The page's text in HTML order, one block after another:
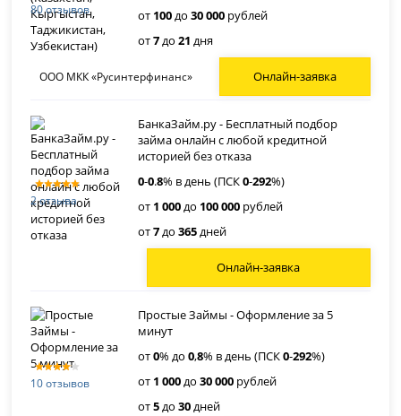
80 отзывов
от 100до30 000 рублей
от7до21 дня
ООО МКК «Русинтерфинанс» Онлайн-заявка
2 отзыва
БанкаЗайм.ру - Бесплатный подбор
займа онлайн с любой кредитной
историей без отказа
0-0.8% в день (ПСК0-292%)
от 1 000до 100 000 рублей
от7до365дней
Онлайн-заявка
10 отзывов
Простые Займы - Оформление за 5
минут
от0% до0,8% в день (ПСК0-292%)
от 1 000до30 000 рублей
от5до30дней